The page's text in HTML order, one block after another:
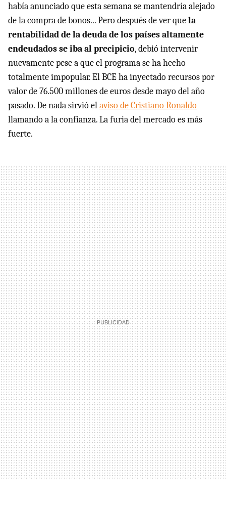
había anunciado que esta semana se mantendría alejado
de la compra de bonos... Pero después de ver quela
rentabilidad de la deuda de los países altamente
endeudados se iba al precipicio, debió intervenir
nuevamente pese a que el programa se ha hecho
totalmente impopular. El BCE ha inyectado recursos por
valor de 76.500 millones de euros desde mayo del año
pasado. De nada sirvió elaviso de Cristiano Ronaldo
llamando a la confianza. La furia del mercado es más
fuerte.